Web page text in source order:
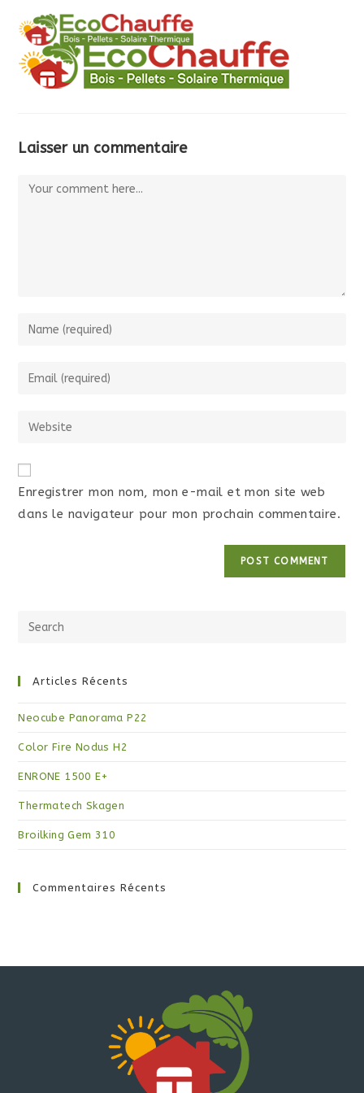
Laisser un commentaire
Enregistrer mon nom, mon e-mail et mon site web
dans le navigateur pour mon prochain commentaire.
Articles Récents
Neocube Panorama P22
Color Fire Nodus H2
ENRONE 1500 E+
Thermatech Skagen
Broilking Gem 310
Commentaires Récents